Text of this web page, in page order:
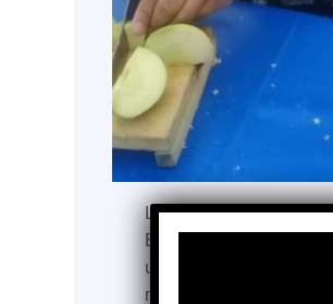
La Colmena Escuela de
Educación Especial AC es
una organización, con
más de tres décadas de